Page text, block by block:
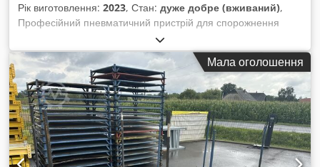
Рік виготовлення: 2023, Стан: дуже добре (вживаний),
Професійний пневматичний пристрій для спорожнення
картриджів та контейнерів SEMCO 600 мл, призначений для
промислового використання (клеї, герметики, пасти,
матеріали з високою в'язкістю). Дані виробника: - Виробник:
axiss GmbH (Німеччина) - Тип: 9110 / B-SEMCO600-PN-KM-
F - Рік випуску: 2023 - Серійний номер: 514 - Стандарт
якості: DIN EN ISO 9001:2015 - Маркування CE Технічний
опис: - Пневматичне спорожнення картриджів SEMCO 600
мл Dodpfsyc Nzuex Aayokr - Міцна конструкція на
монтажній плиті з алюмінієвого профілю - Поршневий вузол
Мала оголошення